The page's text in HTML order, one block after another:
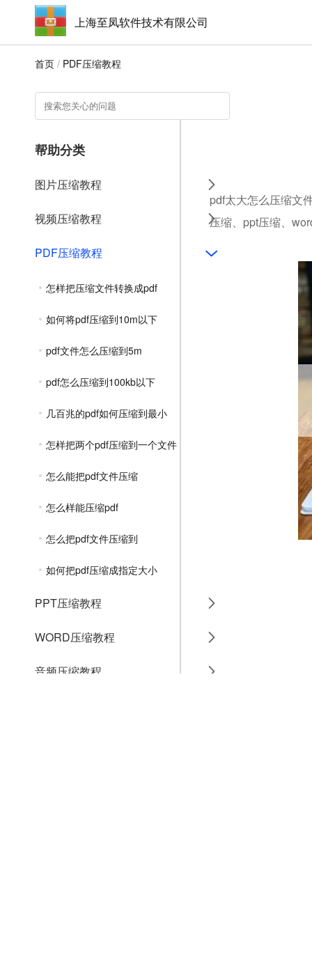
上海至凤软件技术有限公司
首页 / PDF压缩教程
帮助分类
图片压缩教程
视频压缩教程
PDF压缩教程
怎样把压缩文件转换成pdf
如何将pdf压缩到10m以下
pdf文件怎么压缩到5m
pdf怎么压缩到100kb以下
几百兆的pdf如何压缩到最小
怎样把两个pdf压缩到一个文件
怎么能把pdf文件压缩
怎么样能压缩pdf
怎么把pdf文件压缩到
如何把pdf压缩成指定大小
PPT压缩教程
WORD压缩教程
音频压缩教程
pdf太大怎么压缩文
压缩、ppt压缩、